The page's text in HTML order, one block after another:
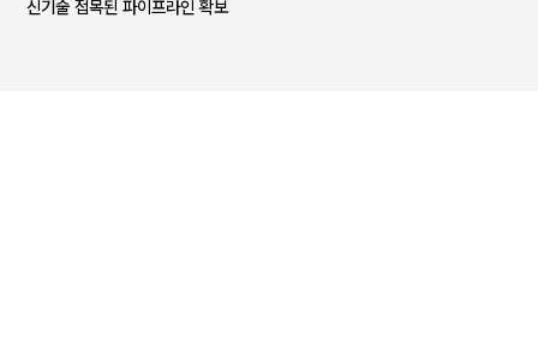
신기술 접목된 파이프라인 확보